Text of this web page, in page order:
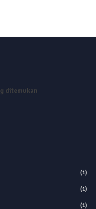
ditemukan
(1)
(1)
(1)